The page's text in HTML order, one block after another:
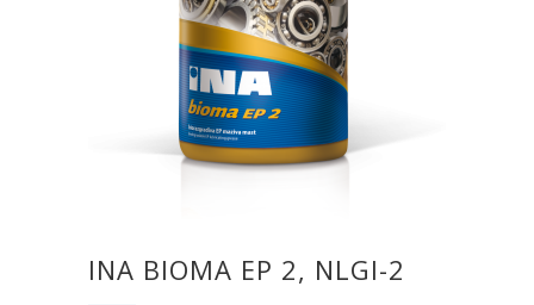
INA BIOMA EP 2, NLGI-2